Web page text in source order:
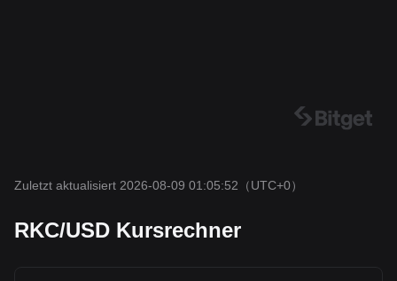
Zuletzt aktualisiert 2026-08-09 01:05:52 （UTC+0）
RKC/USD Kursrechner